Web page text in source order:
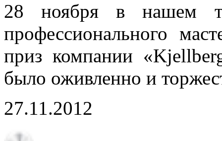
28 ноября в нашем
профессионального
приз компании
было оживленно и
27.11.2012